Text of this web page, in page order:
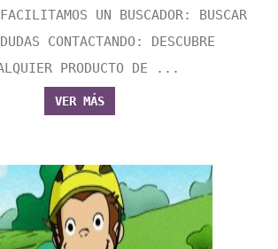
UN BUSCADOR: BUSCAR
CONTACTANDO: DESCUBRE
PRODUCTO DE ...
VER MÁS